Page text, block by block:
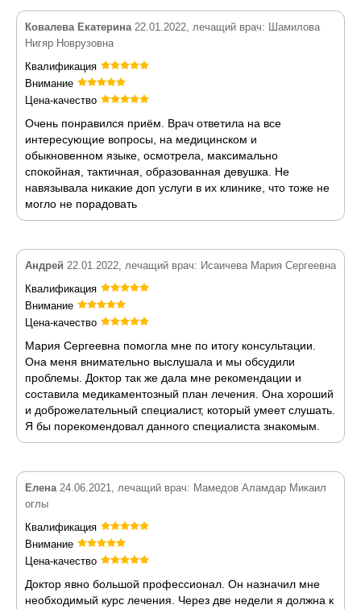
Ковалева Екатерина22.01.2022, лечащий врач: Шамилова
Нигяр Новрузовна
Квалификация
Внимание
Цена-качество
Очень понравился приём. Врач ответила на все
интересующие вопросы, на медицинском и
обыкновенном языке, осмотрела, максимально
спокойная, тактичная, образованная девушка. Не
навязывала никакие доп услуги в их клинике, что тоже не
могло не порадовать
Андрей 22.01.2022, лечащий врач: Исаичева Мария Сергеевна
Квалификация
Внимание
Цена-качество
Мария Сергеевна помогла мне по итогу консультации.
Она меня внимательно выслушала и мы обсудили
проблемы. Доктор так же дала мне рекомендации и
составила медикаментозный план лечения. Она хороший
и доброжелательный специалист, который умеет слушать.
Я бы порекомендовал данного специалиста знакомым.
Елена24.06.2021, лечащий врач: Мамедов Аламдар Микаил
оглы
Квалификация
Внимание
Цена-качество
Доктор явно большой профессионал. Он назначил мне
необходимый курс лечения. Через две недели я должна к